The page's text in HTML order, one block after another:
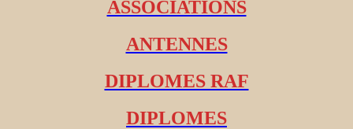
ASSOCIATIONS
ANTENNES
DIPLOMES RAF
DIPLOMES